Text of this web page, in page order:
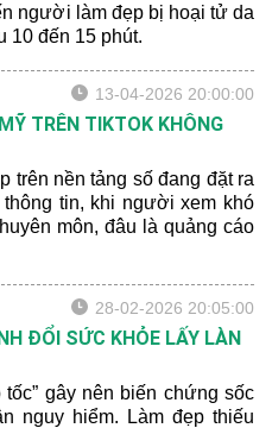
người làm đẹp bị hoại tử da
10 đến 15 phút.
13-04-2026 20:00:00
TRÊN TIKTOK KHÔNG
trên nền tảng số đang đặt ra
tin, khi người xem khó
môn, đâu là quảng cáo
28-02-2026 20:05:00
ĐỔI SỨC KHỎE LẤY LÀN
gây nên biến chứng sốc
nguy hiểm. Làm đẹp thiếu